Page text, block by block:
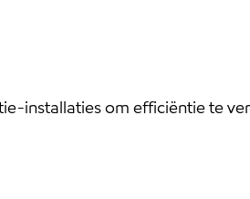
installaties om efficiëntie te